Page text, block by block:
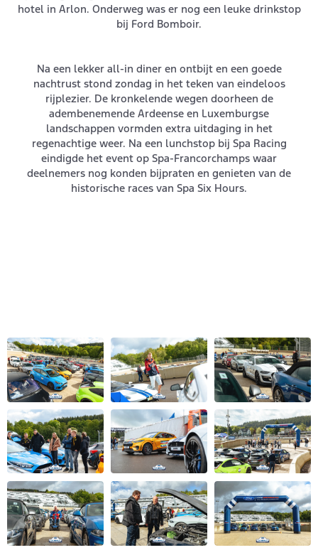
hotel in Arlon. Onderweg was er nog een leuke drinkstop
bij Ford Bomboir.
Na een lekker all-in diner en ontbijt en een goede
nachtrust stond zondag in het teken van eindeloos
rijplezier. De kronkelende wegen doorheen de
adembenemende Ardeense en Luxemburgse
landschappen vormden extra uitdaging in het
regenachtige weer. Na een lunchstop bij Spa Racing
eindigde het event op Spa-Francorchamps waar
deelnemers nog konden bijpraten en genieten van de
historische races van Spa Six Hours.